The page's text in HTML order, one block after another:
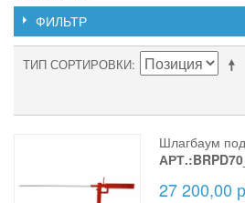
ФИЛЬТР
ТИП СОРТИРОВКИ
Шлагбаум
27 200,00